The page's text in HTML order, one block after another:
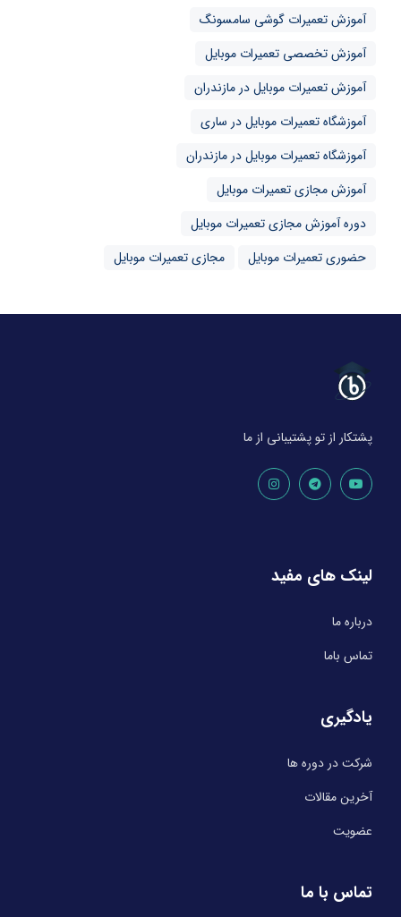
آموزش تعمیرات گوشی سامسونگ
آموزش تخصصی تعمیرات موبایل
آموزش تعمیرات موبایل در مازندران
آموزشگاه تعمیرات موبایل در ساری
آموزشگاه تعمیرات موبایل در مازندران
آموزش مجازی تعمیرات موبایل
دوره آموزش مجازی تعمیرات موبایل
حضوری تعمیرات موبایل
مجازی تعمیرات موبایل
پشتکار از تو پشتیبانی از ما
لینک های مفید
درباره ما
تماس باما
یادگیری
شرکت در دوره ها
آخرین مقالات
عضویت
تماس با ما